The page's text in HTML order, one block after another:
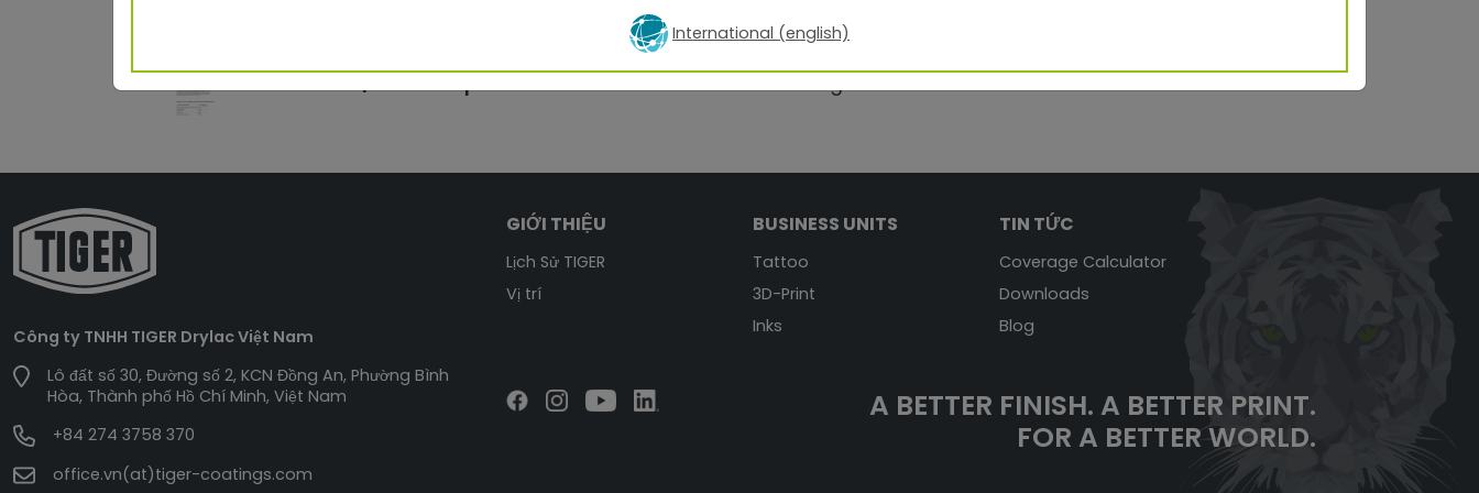
Công ty TNHH TIGER Drylac Việt Nam
Lô đất số 30, Đường số 2, KCN Đồng An, Phường Bình
Hòa, Thành phố Hồ Chí Minh, Việt Nam
+84 274 3758 370
office.vn(at)tiger-coatings.com
GIỚI THIỆU
Lịch Sử TIGER
Vị trí
BUSINESS UNITS
Tattoo
3D-Print
Inks
TIN TỨC
Coverage Calculator
Downloads
Blog
A BETTER FINISH. A BETTER PRINT.
FOR A BETTER WORLD.
International (english)